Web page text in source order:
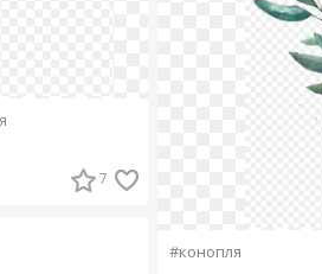
7
#конопля